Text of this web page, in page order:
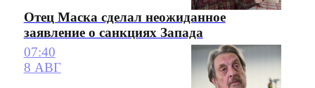
Отец Маска сделал неожиданное
заявление о санкциях Запада
07:40
8 АВГ